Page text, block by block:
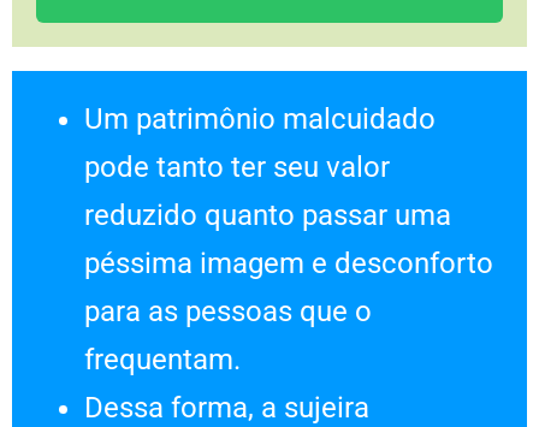
Um patrimônio malcuidado
pode tanto ter seu valor
reduzido quanto passar uma
péssima imagem e desconforto
para as pessoas que o
frequentam.
Dessa forma, a sujeira